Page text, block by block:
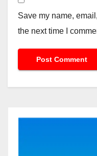
Save my name,
the next time I